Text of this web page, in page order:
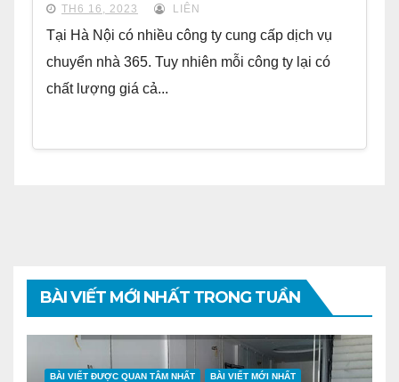
TH6 16, 2023 LIÊN
Tại Hà Nội có nhiều công ty cung cấp dịch vụ
chuyển nhà 365. Tuy nhiên mỗi công ty lại có
chất lượng giá cả...
BÀI VIẾT MỚI NHẤT TRONG TUẦN
BÀI VIẾT ĐƯỢC QUAN TÂM NHẤT BÀI VIẾT MỚI NHẤT